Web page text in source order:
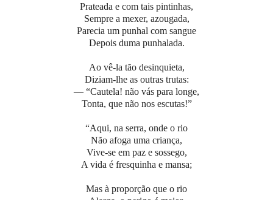
Prateada e com tais pintinhas,
Sempre a mexer, azougada,
Parecia um punhal com sangue
Depois duma punhalada.
Ao vê-la tão desinquieta,
Diziam-lhe as outras trutas:
— “Cautela! não vás para longe,
Tonta, que não nos escutas!”
“Aqui, na serra, onde o rio
Não afoga uma criança,
Vive-se em paz e sossego,
A vida é fresquinha e mansa;
Mas à proporção que o rio